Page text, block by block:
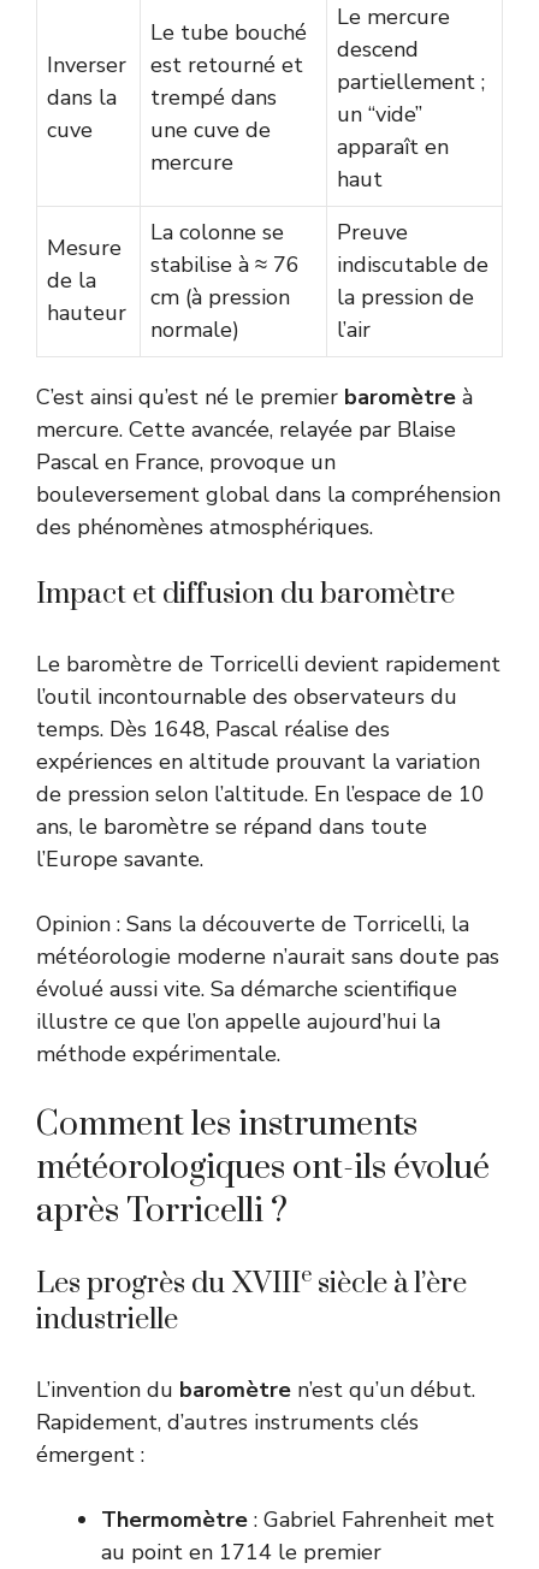
Inverser
dans la
cuve
Le tube bouché
est retourné et
trempé dans
une cuve de
mercure
Le mercure
descend
partiellement ;
un “vide”
apparaît en
haut
Mesure
de la
hauteur
La colonne se
stabilise à ≈ 76
cm (à pression
normale)
Preuve
indiscutable de
la pression de
l’air
C’est ainsi qu’est né le premier baromètre à
mercure. Cette avancée, relayée par Blaise
Pascal en France, provoque un
bouleversement global dans la compréhension
des phénomènes atmosphériques.
Impact et diffusion du baromètre
Le baromètre de Torricelli devient rapidement
l’outil incontournable des observateurs du
temps. Dès 1648, Pascal réalise des
expériences en altitude prouvant la variation
de pression selon l’altitude. En l’espace de 10
ans, le baromètre se répand dans toute
l’Europe savante.
Opinion : Sans la découverte de Torricelli, la
météorologie moderne n’aurait sans doute pas
évolué aussi vite. Sa démarche scientifique
illustre ce que l’on appelle aujourd’hui la
méthode expérimentale.
Comment les instruments
météorologiques ont-ils évolué
après Torricelli ?
Les progrès du XVIIIe siècle à l’ère
industrielle
L’invention du baromètre n’est qu’un début.
Rapidement, d’autres instruments clés
émergent :
Thermomètre : Gabriel Fahrenheit met
au point en 1714 le premier